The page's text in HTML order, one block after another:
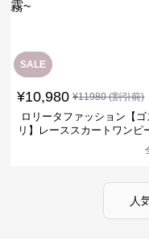
SALE
¥10,980 ¥11980(割引前)
ロリータファッション【ゴ
リ】レーススカートワンピ
人